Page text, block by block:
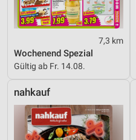
7,3 km
Wochenend Spezial
Gültig ab Fr. 14.08.
nahkauf